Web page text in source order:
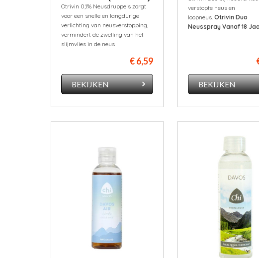
Otrivin 0,1% Neusdruppels zorgt
voor een snelle en langdurige
verlichting van neusverstopping,
vermindert de zwelling van het
slijmvlies in de neus
€ 6,59
BEKIJKEN
verstopte neus en
loopneus. Otrivin Duo
Neusspray Vanaf 18
BEKIJKEN